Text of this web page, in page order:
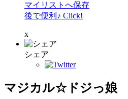
マイリストへ保存
後で便利♪ Click!
x
シェア
マジカル☆ドジっ娘